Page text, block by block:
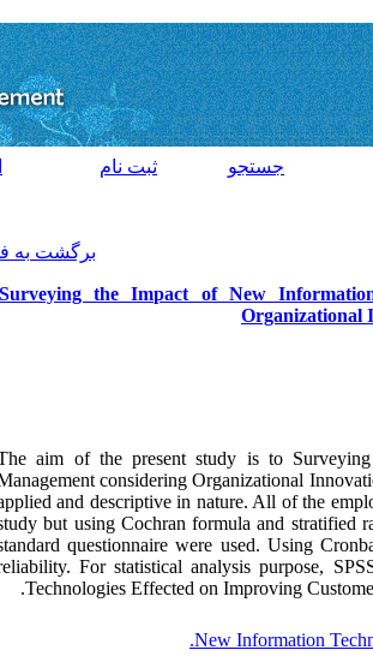
جستجو ثبت نام
برگشت به
Surveying the Impact of New
Organizational
aim of the present study is to
considering Organizational
and descriptive in nature. All of the
but using Cochran formula and stratified
questionnaire were used. Using
For statistical analysis purpose,
Technologies Effected on Improving
New Information